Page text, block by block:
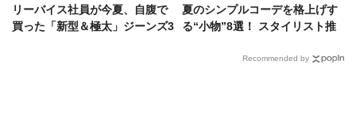
リーバイス社員が今夏、自腹で
買った「新型＆極太」ジーンズ3
夏のシンプルコーデを格上げす
る“小物”8選！ スタイリスト推
ベルト、バッグetc.
Recommended by